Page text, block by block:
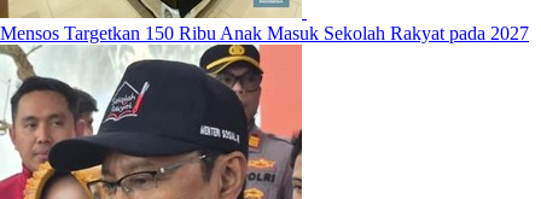
Mensos Targetkan 150 Ribu Anak Masuk Sekolah Rakyat pada 2027